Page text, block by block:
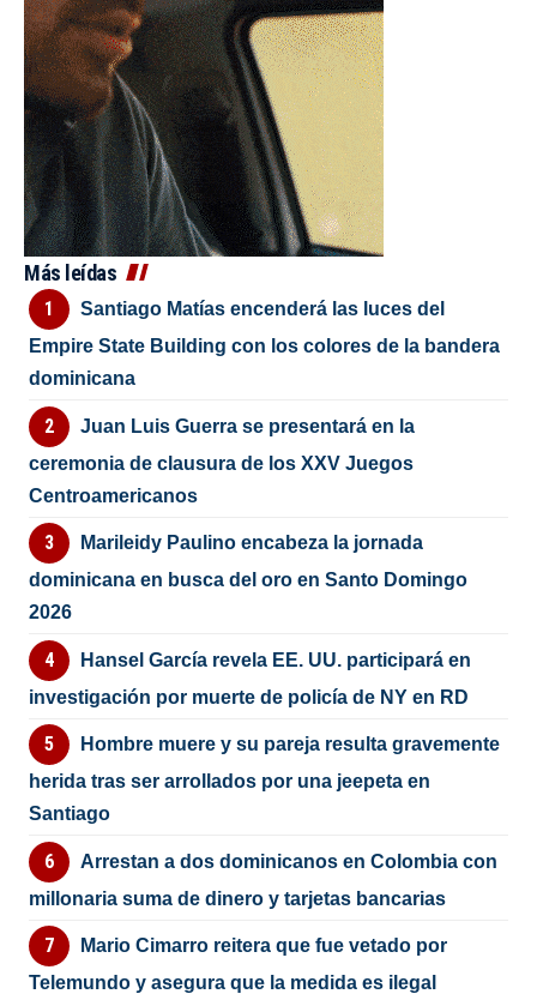
Más leídas
Santiago Matías encenderá las luces del
Empire State Building con los colores de la bandera
dominicana
Juan Luis Guerra se presentará en la
ceremonia de clausura de los XXV Juegos
Centroamericanos
Marileidy Paulino encabeza la jornada
dominicana en busca del oro en Santo Domingo
2026
Hansel García revela EE. UU. participará en
investigación por muerte de policía de NY en RD
Hombre muere y su pareja resulta gravemente
herida tras ser arrollados por una jeepeta en
Santiago
Arrestan a dos dominicanos en Colombia con
millonaria suma de dinero y tarjetas bancarias
Mario Cimarro reitera que fue vetado por
Telemundo y asegura que la medida es ilegal